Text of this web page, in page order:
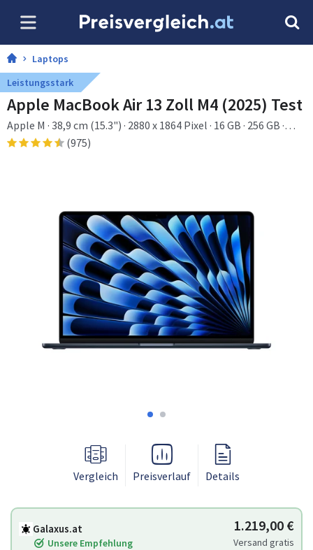
Laptops
Leistungsstark
Apple MacBook Air 13 Zoll M4 (2025) Test
Apple M · 38,9 cm (15.3") · 2880 x 1864 Pixel · 16 GB · 256 GB ·
macOS Sequoia(975)
Vergleich Preisverlauf Details
Galaxus.at
Unsere Empfehlung
1.219,00 €
Versand gratis